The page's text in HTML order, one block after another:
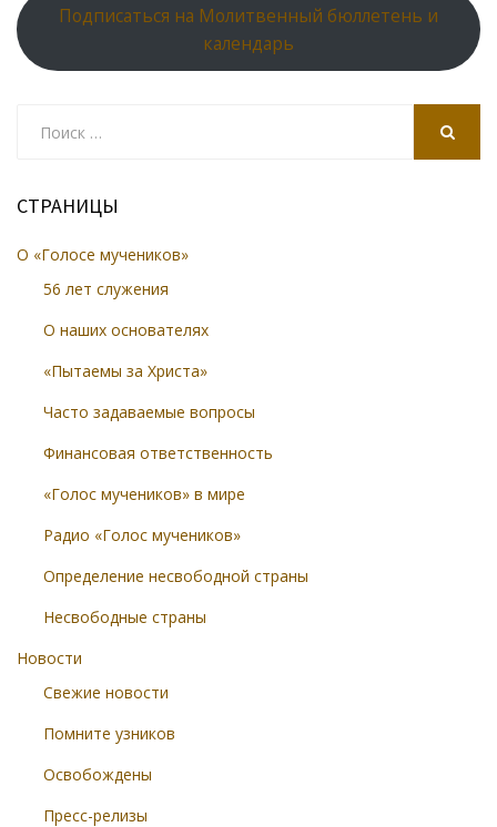
Подписаться на Молитвенный бюллетень и
календарь
СТРАНИЦЫ
О «Голосе мучеников»
56 лет служения
О наших основателях
«Пытаемы за Христа»
Часто задаваемые вопросы
Финансовая ответственность
«Голос мучеников» в мире
Радио «Голос мучеников»
Определение несвободной страны
Несвободные страны
Новости
Свежие новости
Помните узников
Освобождены
Пресс-релизы